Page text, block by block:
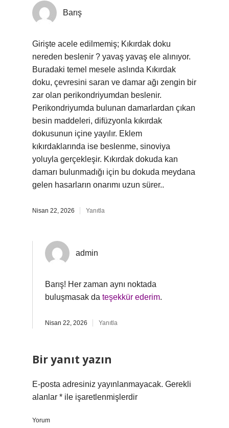
Barış
Girişte acele edilmemiş; Kıkırdak doku
nereden beslenir ? yavaş yavaş ele alınıyor.
Buradaki temel mesele aslında Kıkırdak
doku, çevresini saran ve damar ağı zengin bir
zar olan perikondriyumdan beslenir.
Perikondriyumda bulunan damarlardan çıkan
besin maddeleri, difüzyonla kıkırdak
dokusunun içine yayılır. Eklem
kıkırdaklarında ise beslenme, sinoviya
yoluyla gerçekleşir. Kıkırdak dokuda kan
damarı bulunmadığı için bu dokuda meydana
gelen hasarların onarımı uzun sürer..
Nisan 22, 2026 Yanıtla
admin
Barış! Her zaman aynı noktada
buluşmasak da teşekkür ederim.
Nisan 22, 2026 Yanıtla
Bir yanıt yazın
E-posta adresiniz yayınlanmayacak. Gerekli
alanlar * ile işaretlenmişlerdir
Yorum